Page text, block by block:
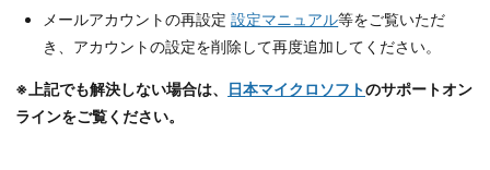
メールアカウントの再設定設定マニュアル等をご覧いただ
き、アカウントの設定を削除して再度追加してください。
※上記でも解決しない場合は、 日本マイクロソフトのサポートオン
ラインをご覧ください。